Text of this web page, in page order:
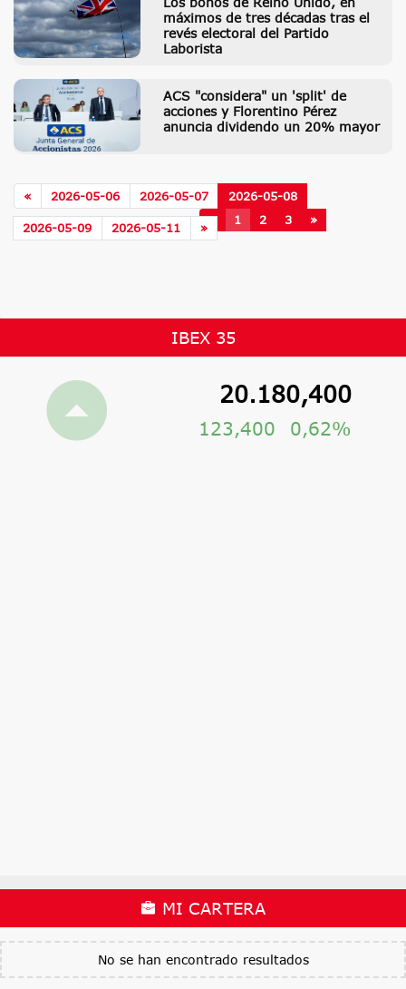
máximos de tres décadas tras el
revés electoral del Partido
Laborista
ACS "considera" un 'split' de
acciones y Florentino Pérez
anuncia dividendo un 20% mayor
« 2026-05-06 2026-05-07
2026-05-08
«
1 2 3 »
2026-05-09 2026-05-11 »
IBEX 35
20.180,400
123,400 0,62%
MI CARTERA
No se han encontrado resultados